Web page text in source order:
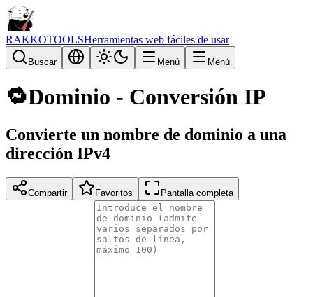
RAKKOTOOLSHerramientas web fáciles de usar
Buscar Menú Menú
🔁Dominio - Conversión IP
Convierte un nombre de dominio a una
dirección IPv4
Compartir Favoritos Pantalla completa